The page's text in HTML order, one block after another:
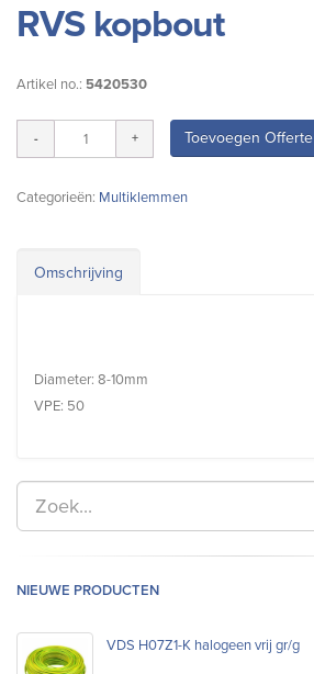
RVS kopbout
Artikel no.: 5420530
Toevoegen Offerte
Categorieën: Multiklemmen
Omschrijving
Diameter: 8-10mm
VPE: 50
NIEUWE PRODUCTEN
VDS H07Z1-K halogeen vrij gr/g